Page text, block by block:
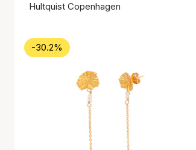
Hultquist Copenhagen
-30.2%